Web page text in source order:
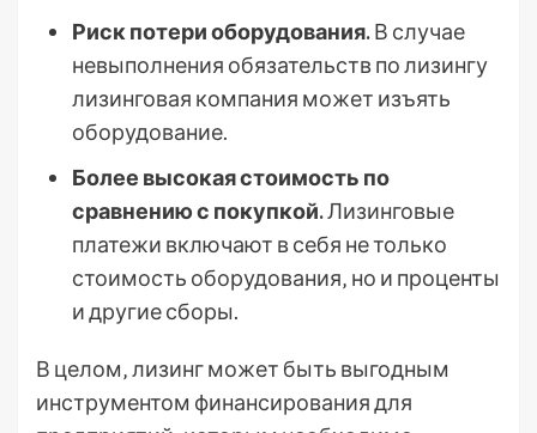
Риск потери оборудования.В случае
невыполнения обязательств по лизингу
лизинговая компания может изъять
оборудование.
Более высокая стоимость по
сравнению с покупкой.Лизинговые
платежи включают в себя не только
стоимость оборудования‚ но и проценты
и другие сборы.
В целом‚ лизинг может быть выгодным
инструментом финансирования для